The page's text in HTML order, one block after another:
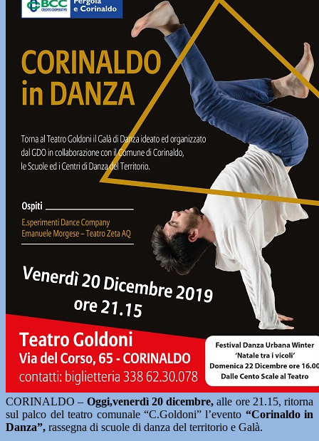
CORINALDO – Oggi,venerdì 20 dicembre, alle ore 21.15, ritorna
sul palco del teatro comunale “C.Goldoni” l’evento “Corinaldo in
Danza”, rassegna di scuole di danza del territorio e Galà.